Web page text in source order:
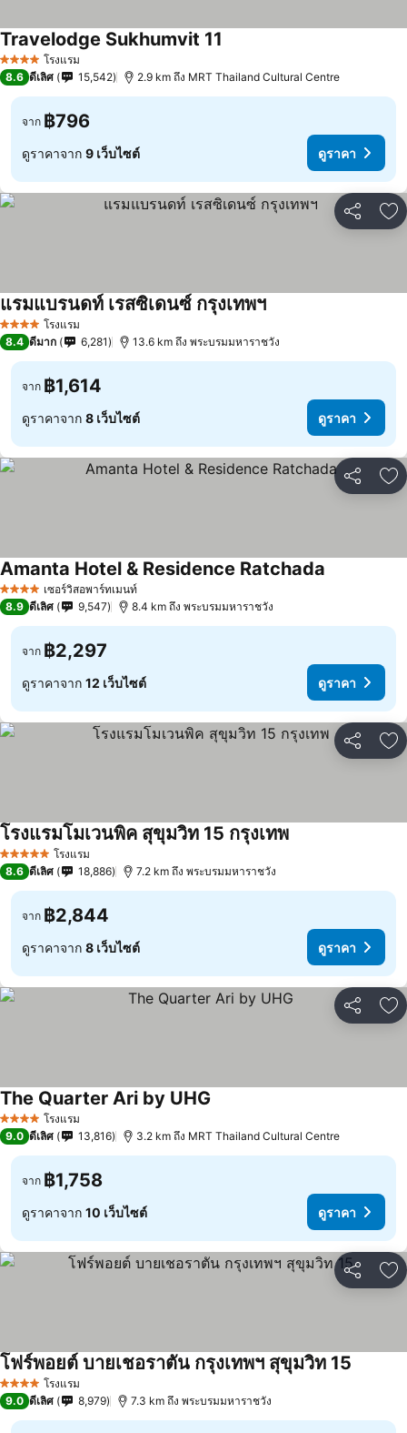
4 ดาว โรงแรม
Travelodge Sukhumvit 11
8.6 ดีเลิศ 15,542 2.9 km ถึง MRT Thailand Cultural Centre
จาก ฿796
ดูราคาจาก 9 เว็บไซต์ ดูราคา
แชร์ เ
4 ดาว โรงแรม
แรมแบรนดท์ เรสซิเดนซ์ กรุงเทพฯ
8.4 ดีมาก 6,281 13.6 km ถึง พระบรมมหาราชวัง
จาก ฿1,614
ดูราคาจาก 8 เว็บไซต์ ดูราคา
แชร์ เ
4 ดาว เซอร์วิสอพาร์ทเมนท์
Amanta Hotel & Residence Ratchada
8.9 ดีเลิศ 9,547 8.4 km ถึง พระบรมมหาราชวัง
จาก ฿2,297
ดูราคาจาก 12 เว็บไซต์ ดูราคา
แชร์ เ
5 ดาว โรงแรม
โรงแรมโมเวนพิค สุขุมวิท 15 กรุงเทพ
8.6 ดีเลิศ 18,886 7.2 km ถึง พระบรมมหาราชวัง
จาก ฿2,844
ดูราคาจาก 8 เว็บไซต์ ดูราคา
แชร์ เ
4 ดาว โรงแรม
The Quarter Ari by UHG
9.0 ดีเลิศ 13,816 3.2 km ถึง MRT Thailand Cultural Centre
จาก ฿1,758
ดูราคาจาก 10 เว็บไซต์ ดูราคา
แชร์ เ
4 ดาว โรงแรม
โฟร์พอยต์ บายเชอราตัน กรุงเทพฯ สุขุมวิท 15
9.0 ดีเลิศ 8,979 7.3 km ถึง พระบรมมหาราชวัง